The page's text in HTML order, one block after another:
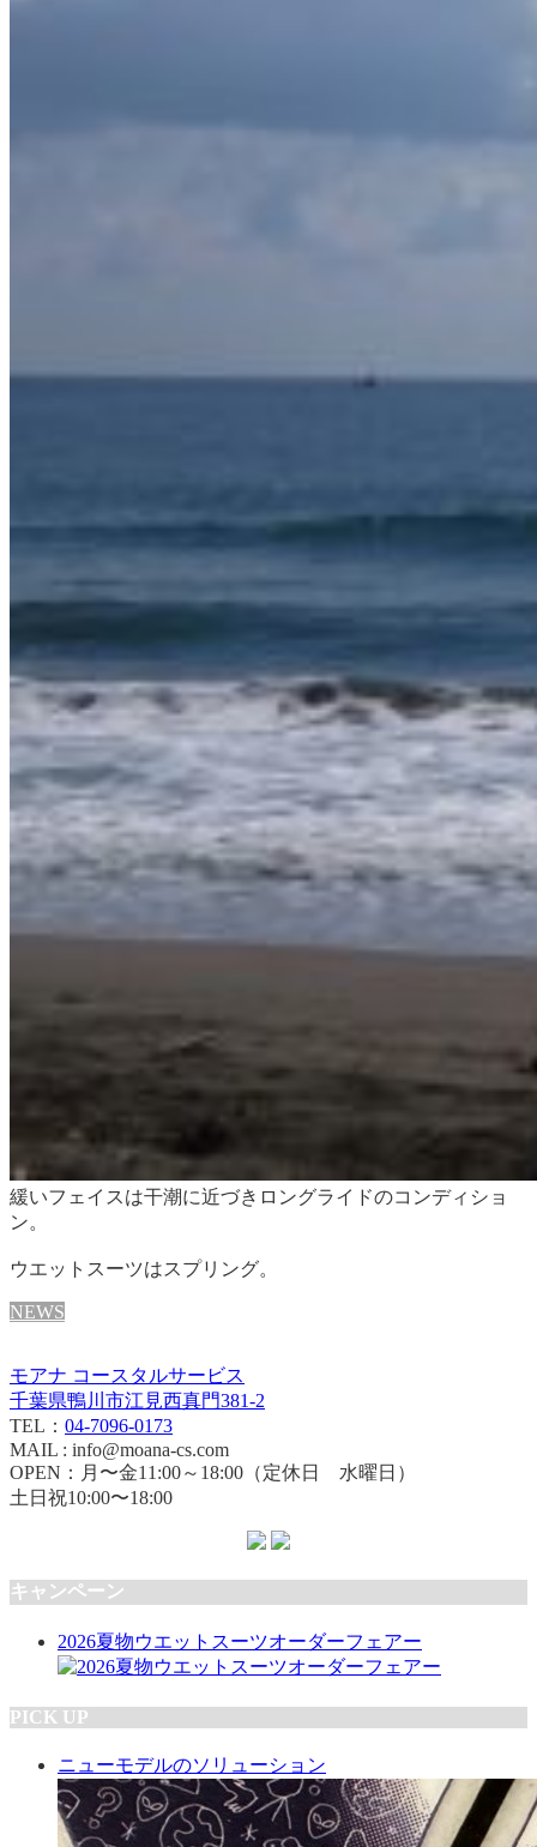
緩いフェイスは干潮に近づきロングライドのコンディショ
ン。
ウエットスーツはスプリング。
NEWS
モアナ コースタルサービス
千葉県鴨川市江見西真門381-2
TEL： 04-7096-0173
MAIL : info@moana-cs.com
OPEN：月〜金11:00～18:00（定休日 水曜日）
土日祝10:00〜18:00
キャンペーン
2026夏物ウエットスーツオーダーフェアー
PICK UP
ニューモデルのソリューション